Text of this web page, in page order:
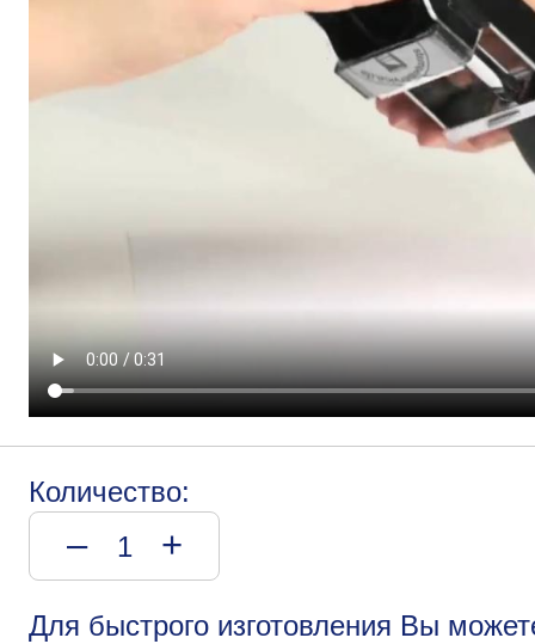
Количество:
– +
Для быстрого изготовления Вы